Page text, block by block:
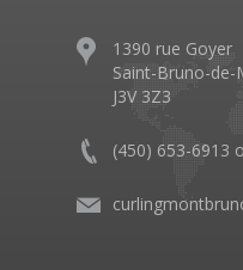
1390 rue Goyer
Saint-Bruno-de-
J3V 3Z3
(450) 653-6913